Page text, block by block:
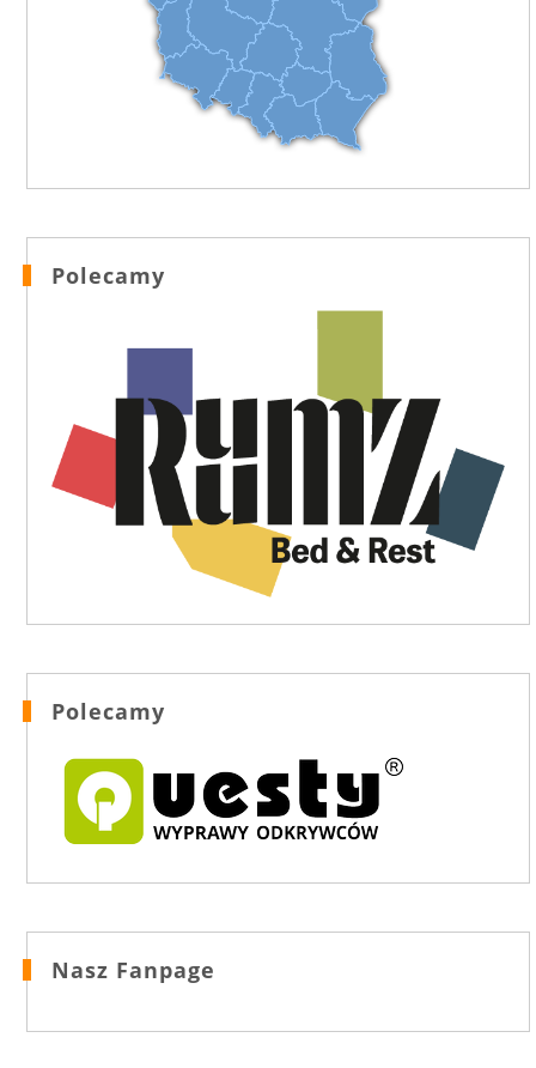
Polecamy
Polecamy
Nasz Fanpage